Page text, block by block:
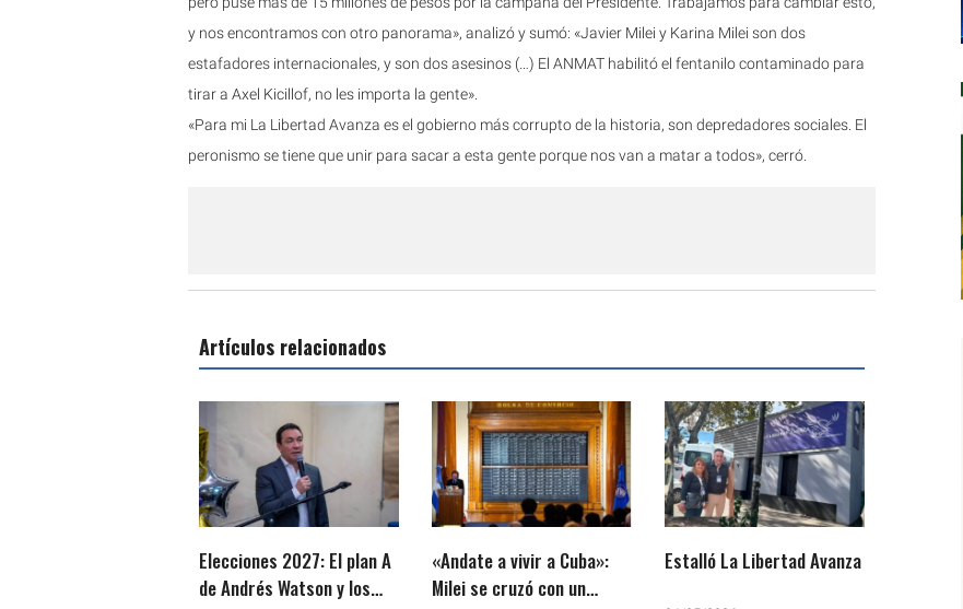
y nos encontramos con otro panorama», analizó y sumó: «Javier Milei y Karina Milei son dos
estafadores internacionales, y son dos asesinos (…) El ANMAT habilitó el fentanilo contaminado para
tirar a Axel Kicillof, no les importa la gente».
«Para mi La Libertad Avanza es el gobierno más corrupto de la historia, son depredadores sociales. El
peronismo se tiene que unir para sacar a esta gente porque nos van a matar a todos», cerró.
Artículos relacionados
Elecciones 2027: El plan A
de Andrés Watson y los
«Andate a vivir a Cuba»:
Milei se cruzó con un
Estalló La Libertad Avanza